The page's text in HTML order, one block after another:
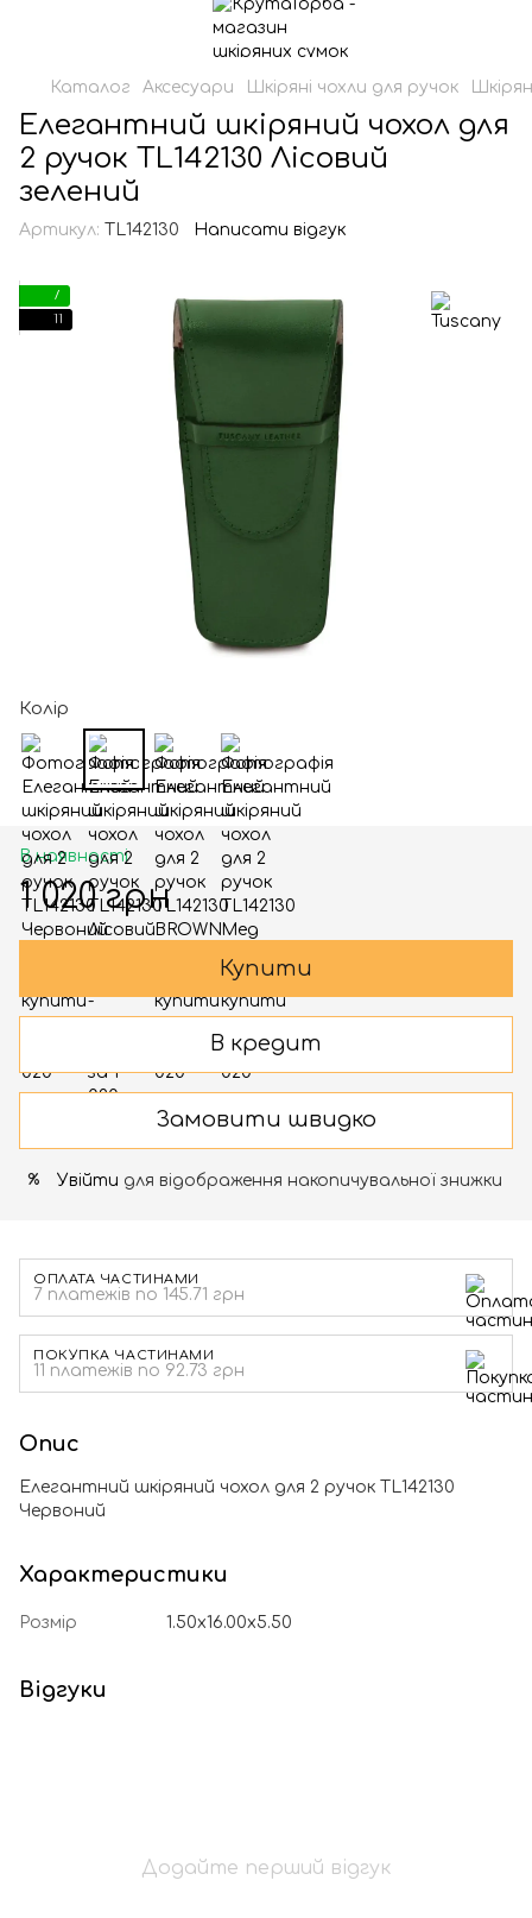
Каталог Аксесуари Шкіряні чохли для ручок
Елегантний шкіряний чохол для
2 ручок TL142130 Лісовий
зелений
Артикул: TL142130 Написати відгук
7
11
Колір
В наявності
1 020 грн
Купити
В кредит
Замовити швидко
% Увійти для відображення накопичувальної знижки
ОПЛАТА ЧАСТИНАМИ
7 платежів по 145.71 грн
ПОКУПКА ЧАСТИНАМИ
11 платежів по 92.73 грн
Опис
Елегантний шкіряний чохол для 2 ручок TL142130
Червоний
Характеристики
Розмір 1.50x16.00x5.50
Відгуки
Додайте перший відгук